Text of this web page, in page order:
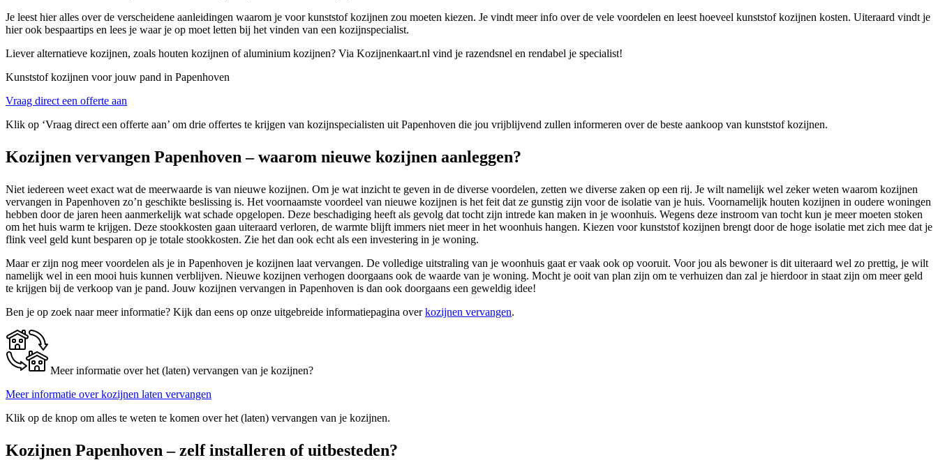
Je leest hier alles over de verscheidene aanleidingen waarom je voor kunststof kozijnen zou moeten kiezen. Je vindt meer info over de vele voordelen en leest hoeveel kunststof kozijnen kosten. Uiteraard vindt je
hier ook bespaartips en lees je waar je op moet letten bij het vinden van een kozijnspecialist.
Liever alternatieve kozijnen, zoals houten kozijnen of aluminium kozijnen? Via Kozijnenkaart.nl vind je razendsnel en rendabel je specialist!
Kunststof kozijnen voor jouw pand in Papenhoven
Vraag direct een offerte aan
Klik op ‘Vraag direct een offerte aan’ om drie offertes te krijgen van kozijnspecialisten uit Papenhoven die jou vrijblijvend zullen informeren over de beste aankoop van kunststof kozijnen.
Kozijnen vervangen Papenhoven – waarom nieuwe kozijnen aanleggen?
Niet iedereen weet exact wat de meerwaarde is van nieuwe kozijnen. Om je wat inzicht te geven in de diverse voordelen, zetten we diverse zaken op een rij. Je wilt namelijk wel zeker weten waarom kozijnen
vervangen in Papenhoven zo’n geschikte beslissing is. Het voornaamste voordeel van nieuwe kozijnen is het feit dat ze gunstig zijn voor de isolatie van je huis. Voornamelijk houten kozijnen in oudere woningen
hebben door de jaren heen aanmerkelijk wat schade opgelopen. Deze beschadiging heeft als gevolg dat tocht zijn intrede kan maken in je woonhuis. Wegens deze instroom van tocht kun je meer moeten stoken
om het huis warm te krijgen. Deze stookkosten gaan uiteraard verloren, de warmte blijft immers niet meer in het woonhuis hangen. Kiezen voor kunststof kozijnen brengt door de hoge isolatie met zich mee dat je
flink veel geld kunt besparen op je totale stookkosten. Zie het dan ook echt als een investering in je woning.
Maar er zijn nog meer voordelen als je in Papenhoven je kozijnen laat vervangen. De volledige uitstraling van je woonhuis gaat er vaak ook op vooruit. Voor jou als bewoner is dit uiteraard wel zo prettig, je wilt
namelijk wel in een mooi huis kunnen verblijven. Nieuwe kozijnen verhogen doorgaans ook de waarde van je woning. Mocht je ooit van plan zijn om te verhuizen dan zal je hierdoor in staat zijn om meer geld
te krijgen bij de verkoop van je pand. Jouw kozijnen vervangen in Papenhoven is dan ook doorgaans een geweldig idee!
Ben je op zoek naar meer informatie? Kijk dan eens op onze uitgebreide informatiepagina overkozijnen vervangen.
Meer informatie over het (laten) vervangen van je kozijnen?
Meer informatie over kozijnen laten vervangen
Klik op de knop om alles te weten te komen over het (laten) vervangen van je kozijnen.
Kozijnen Papenhoven – zelf installeren of uitbesteden?